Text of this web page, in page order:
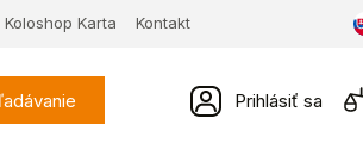
Koloshop Karta Kontakt
Prihlásiť sa